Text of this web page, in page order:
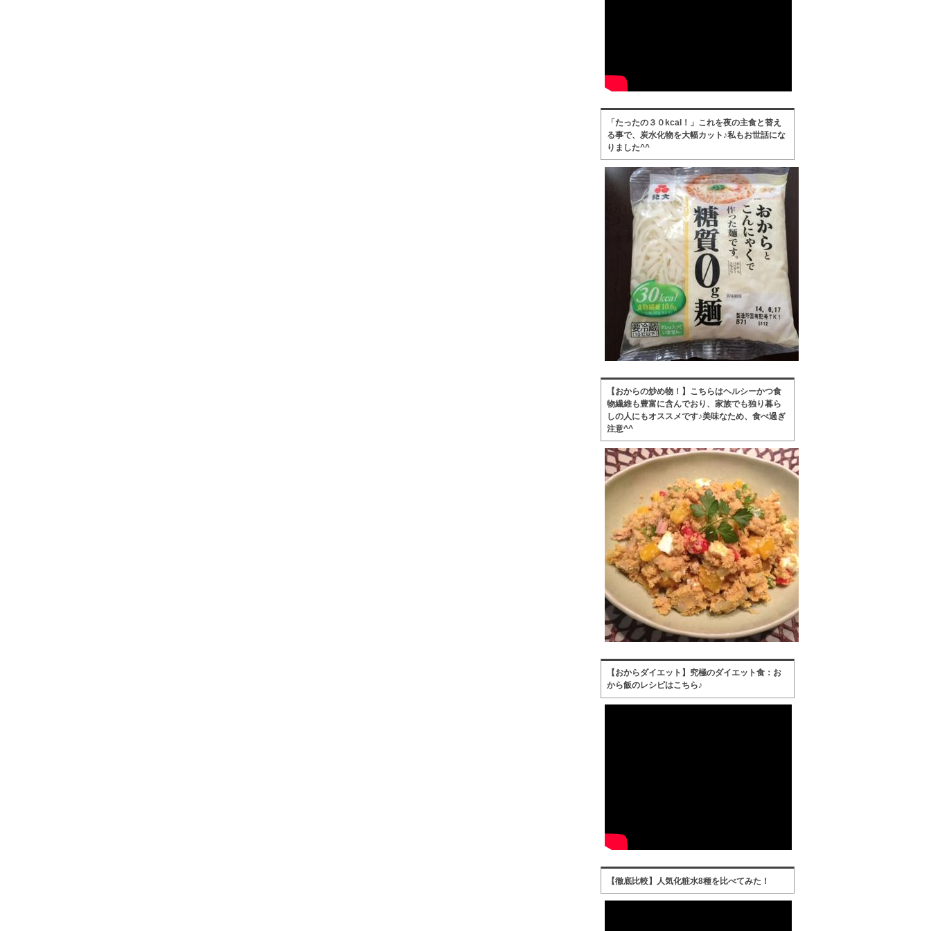
「たったの３０kcal！」これを夜の主食と替え
る事で、炭水化物を大幅カット♪私もお世話にな
りました^^
【おからの炒め物！】こちらはヘルシーかつ食
物繊維も豊富に含んでおり、家族でも独り暮ら
しの人にもオススメです♪美味なため、食べ過ぎ
注意^^
【おからダイエット】究極のダイエット食：お
から飯のレシピはこちら♪
【徹底比較】人気化粧水8種を比べてみた！